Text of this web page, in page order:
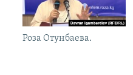
Роза Отунбаева.